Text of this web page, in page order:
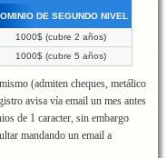
DE SEGUNDO NIVEL
1000$ (cubre 2 años)
1000$ (cubre 5 años)
(admiten cheques, metálico
avisa vía email un mes antes
de 1 caracter, sin embargo
mandando un email a